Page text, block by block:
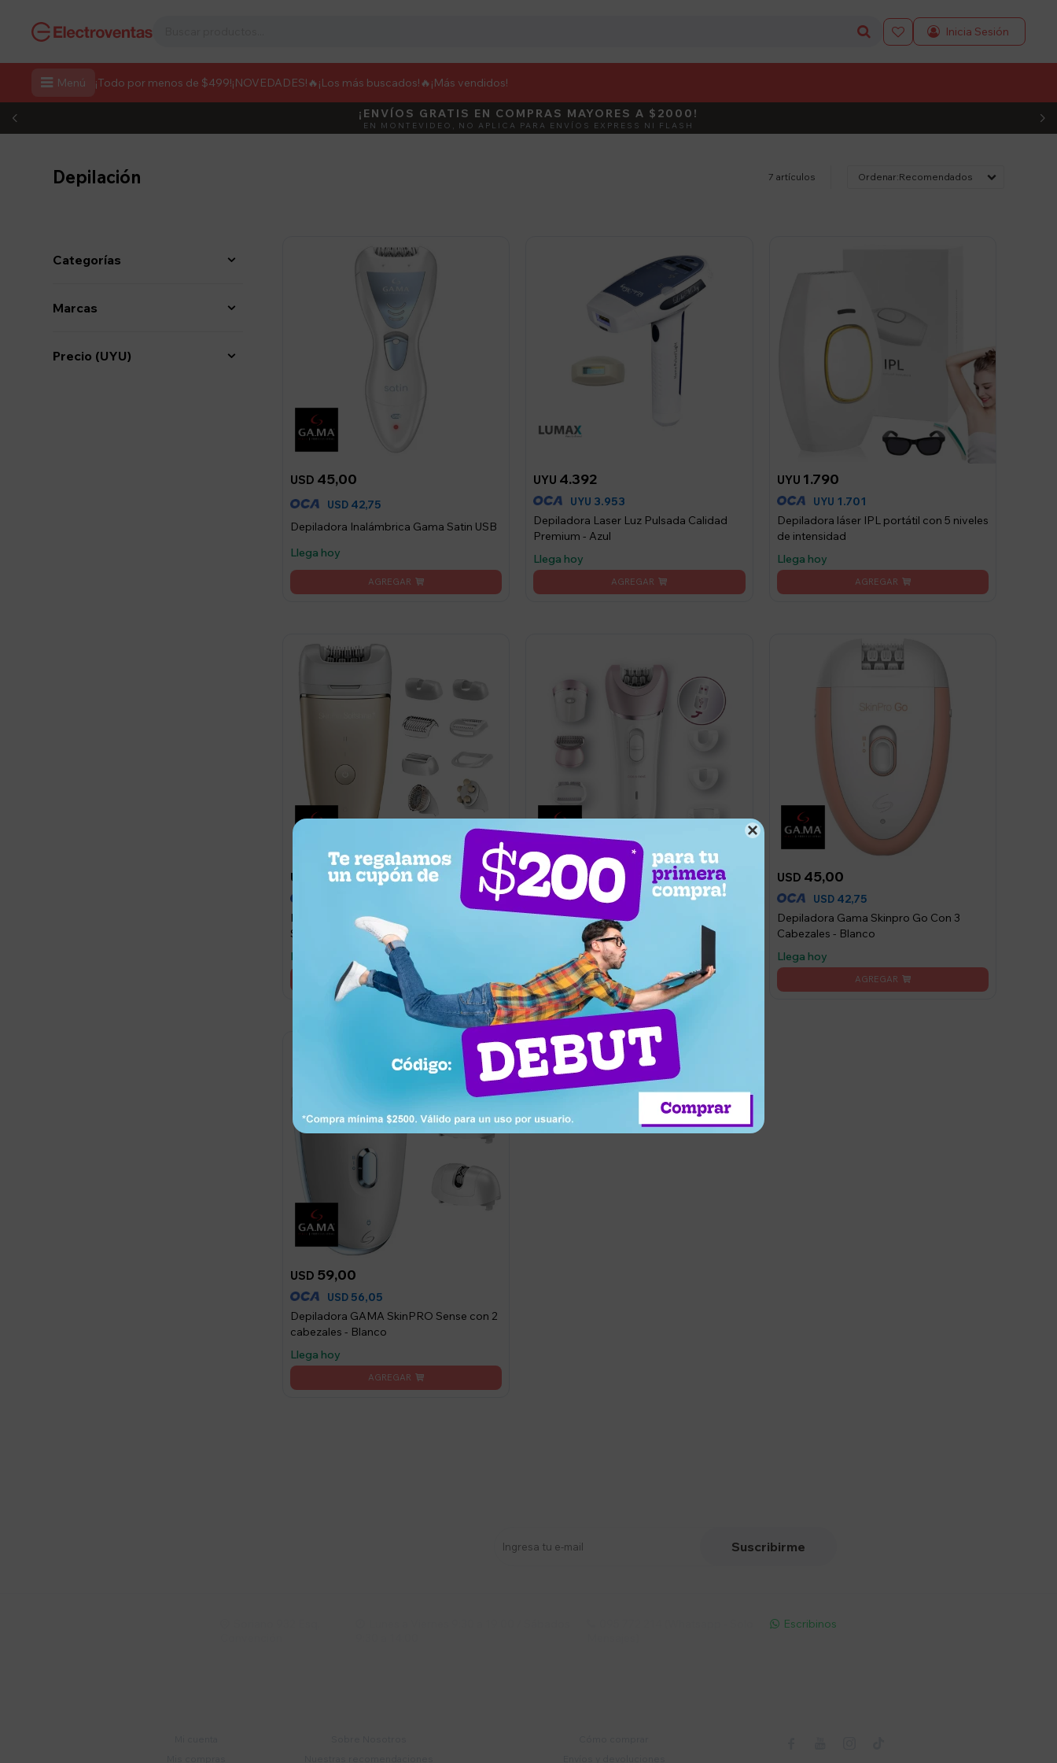

 Menú ¡Todo por menos de $499!¡NOVEDADES! 🔥¡Los más buscados!🔥 ¡Más vendidos!

DEBUT ACTIVÁ EL CÓDIGO
¡ENVÍOS GRATIS EN COMPRAS MAYORES A $2000!
EN MONTEVIDEO, NO APLICA PARA ENVÍOS EXPRESS NI FLASH
Depilación 7 artículos Recomendados
USD 45,00
USD 42,75
Depiladora Inalámbrica Gama Satin USB
Llega hoy
UYU 4.392
UYU 3.953
Depiladora Laser Luz Pulsada Calidad
Premium - Azul
Llega hoy
UYU 1.790
UYU 1.701
Depiladora láser IPL portátil con 5 niveles
de intensidad
Llega hoy
USD 83,00
Depiladora Inalámbrica Wet & Dry Gama
SkinPro SoftShine Plus
Llega hoy
USD 79,00
USD75,05
Depiladora inalámbrica GAMA Oasis
Next Wet USB & Dry + Accesorios -
Llega hoy
USD 45,00
USD 42,75
Depiladora Gama Skinpro Go Con 3
Cabezales - Blanco
Llega hoy
USD 59,00
USD 56,05
Depiladora GAMA SkinPRO Sense con 2
cabezales - Blanco
Llega hoy
Categorías
Marcas
Precio (UYU)
Suscribirme
 Escribinos